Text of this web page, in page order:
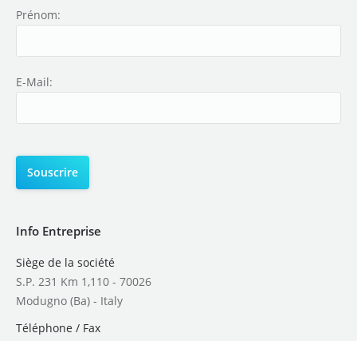
Prénom:
E-Mail:
Info Entreprise
Siège de la société
S.P. 231 Km 1,110 - 70026
Modugno (Ba) - Italy
Téléphone / Fax